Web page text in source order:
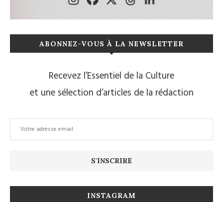
ABONNEZ-VOUS À LA NEWSLETTER
Recevez l’Essentiel de la Culture
et une sélection d’articles de la rédaction
INSTAGRAM